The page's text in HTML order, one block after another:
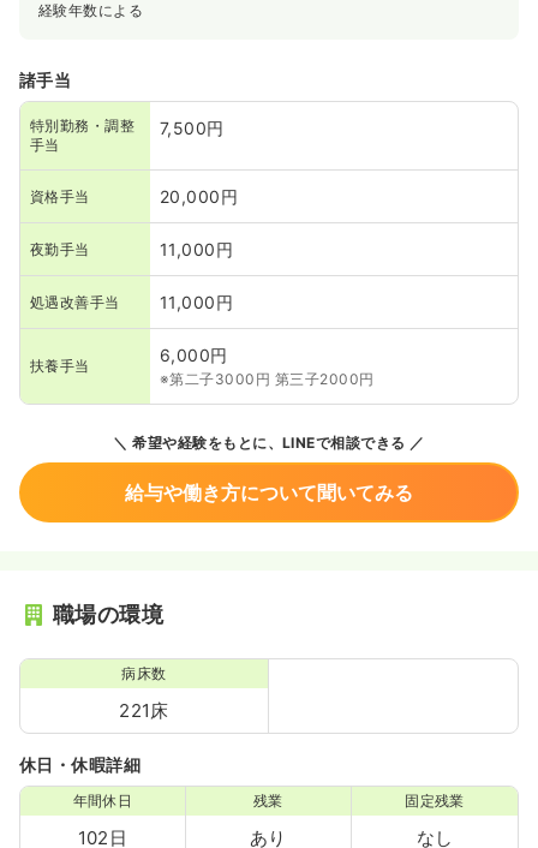
経験年数による
諸手当
特別勤務・調整
手当
7,500円
資格手当 20,000円
夜勤手当 11,000円
処遇改善手当 11,000円
扶養手当
6,000円
※第二子3000円 第三子2000円
希望や経験をもとに、LINEで相談できる
給与や働き方について聞いてみる
職場の環境
病床数
221床
休日・休暇詳細
年間休日
102日
残業
あり
固定残業
なし